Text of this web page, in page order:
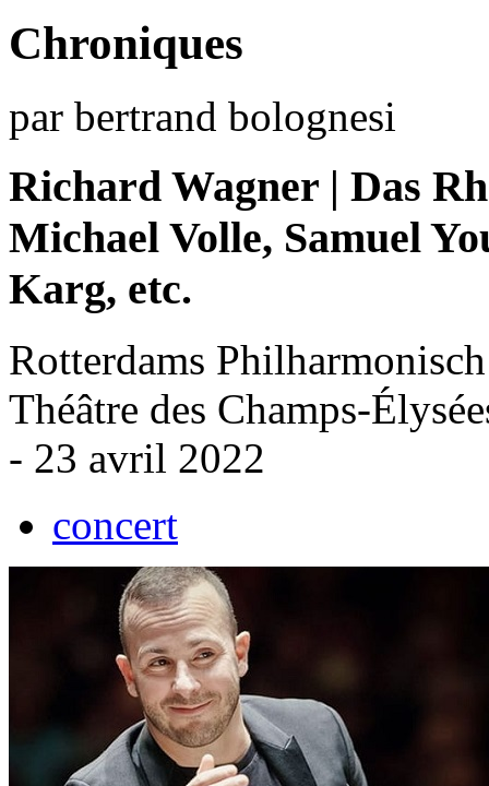
Chroniques
par bertrand bolognesi
Richard Wagner | Das
Michael Volle, Samuel
Karg, etc.
Rotterdams
Théâtre des Champs-
- 23 avril 2022
concert